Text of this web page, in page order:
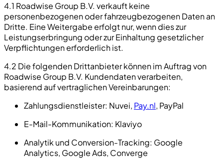
4.1 Roadwise Group B.V. verkauft keine
personenbezogenen oder fahrzeugbezogenen Daten an
Dritte. Eine Weitergabe erfolgt nur, wenn dies zur
Leistungserbringung oder zur Einhaltung gesetzlicher
Verpflichtungen erforderlich ist.
4.2 Die folgenden Drittanbieter können im Auftrag von
Roadwise Group B.V. Kundendaten verarbeiten,
basierend auf vertraglichen Vereinbarungen:
Zahlungsdienstleister: Nuvei, Pay.nl, PayPal
E-Mail-Kommunikation: Klaviyo
Analytik und Conversion-Tracking: Google
Analytics, Google Ads, Converge